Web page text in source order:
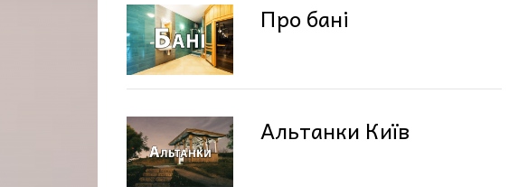
Про бані
Альтанки Київ